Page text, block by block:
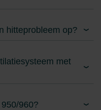
hitteprobleem op?
met
960?